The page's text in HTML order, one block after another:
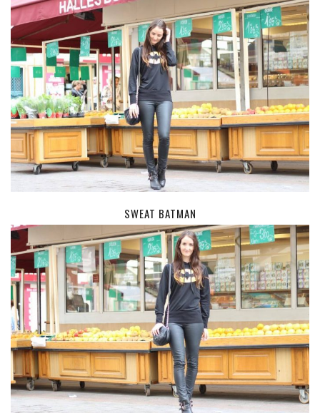
PAYS BAS
RÉPUBLIQUE TCHÈQUE
OCÉANIE
AUSTRALIE
ARTICLES PRATIQUES
YOGA
MON PROGRAMME DE YOGA EN LIGNE
AUTRES CATÉGORIES
DIVERSES BOX
DIY
LIFESTYLE
ME CONTACTER
A PROPOS
PARUTIONS ET PARTENARIATS
SWEAT BATMAN